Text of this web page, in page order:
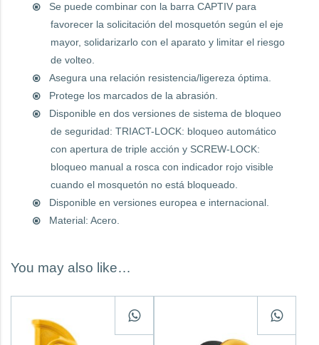
Se puede combinar con la barra CAPTIV para
favorecer la solicitación del mosquetón según el eje
mayor, solidarizarlo con el aparato y limitar el riesgo
de volteo.
Asegura una relación resistencia/ligereza óptima.
Protege los marcados de la abrasión.
Disponible en dos versiones de sistema de bloqueo
de seguridad: TRIACT-LOCK: bloqueo automático
con apertura de triple acción y SCREW-LOCK:
bloqueo manual a rosca con indicador rojo visible
cuando el mosquetón no está bloqueado.
Disponible en versiones europea e internacional.
Material: Acero.
You may also like…